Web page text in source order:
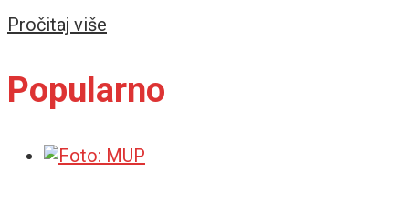
Pročitaj više
Popularno